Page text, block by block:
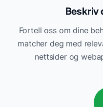
Beskriv
Fortell oss om dine
matcher deg med
nettsider og